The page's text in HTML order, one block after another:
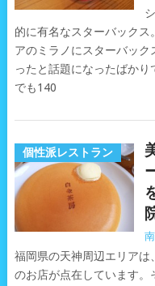
的に有名なスターバックス
アのミラノにスターバック
ったと話題になったばか
でも140
個性派レストラン
福岡県の天神周辺エリアは
のお店が点在しています。